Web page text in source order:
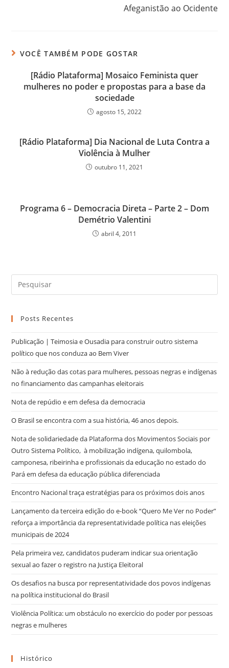
Afeganistão ao Ocidente
VOCÊ TAMBÉM PODE GOSTAR
[Rádio Plataforma] Mosaico Feminista quer
mulheres no poder e propostas para a base da
sociedade
agosto 15, 2022
[Rádio Plataforma] Dia Nacional de Luta Contra a
Violência à Mulher
outubro 11, 2021
Programa 6 – Democracia Direta – Parte 2 – Dom
Demétrio Valentini
abril 4, 2011
Posts Recentes
Publicação | Teimosia e Ousadia para construir outro sistema
político que nos conduza ao Bem Viver
Não à redução das cotas para mulheres, pessoas negras e indígenas
no financiamento das campanhas eleitorais
Nota de repúdio e em defesa da democracia
O Brasil se encontra com a sua história, 46 anos depois.
Nota de solidariedade da Plataforma dos Movimentos Sociais por
Outro Sistema Político, à mobilização indígena, quilombola,
camponesa, ribeirinha e profissionais da educação no estado do
Pará em defesa da educação pública diferenciada
Encontro Nacional traça estratégias para os próximos dois anos
Lançamento da terceira edição do e-book “Quero Me Ver no Poder”
reforça a importância da representatividade política nas eleições
municipais de 2024
Pela primeira vez, candidatos puderam indicar sua orientação
sexual ao fazer o registro na Justiça Eleitoral
Os desafios na busca por representatividade dos povos indígenas
na política institucional do Brasil
Violência Política: um obstáculo no exercício do poder por pessoas
negras e mulheres
Histórico